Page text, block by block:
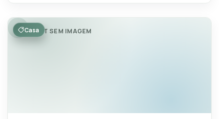
POST SEM IMAGEM
Casa